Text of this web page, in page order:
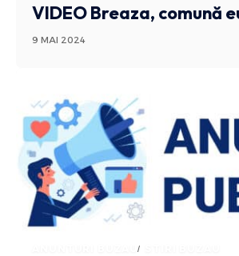
VIDEO Breaza, comună
9 MAI 2024
ANUNTURI BUZAU